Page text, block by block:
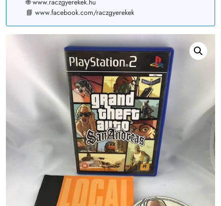
🌐 www.raczgyerekek.hu
📘 www.facebook.com/raczgyerekek